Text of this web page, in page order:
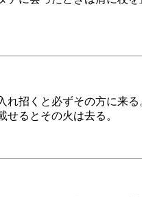
れ招くと必ずその方に来
せるとその火は去る。